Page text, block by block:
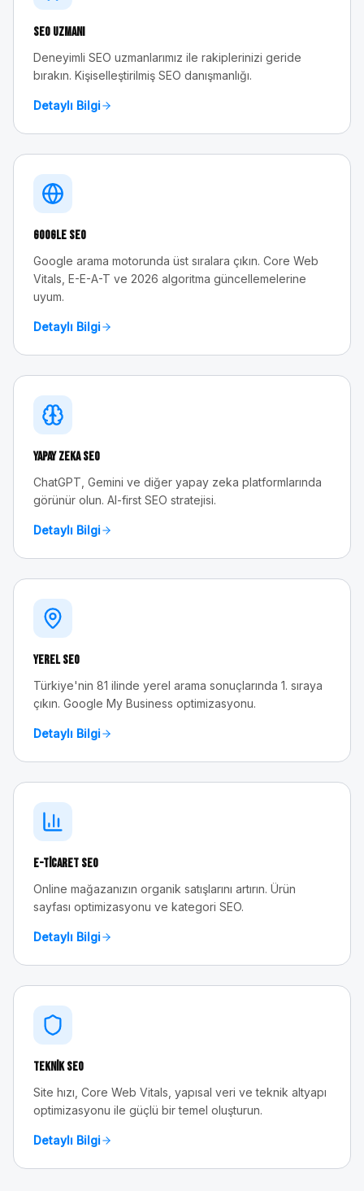
SEO Uzmanı
Deneyimli SEO uzmanlarımız ile rakiplerinizi geride
bırakın. Kişiselleştirilmiş SEO danışmanlığı.
Detaylı Bilgi
Google SEO
Google arama motorunda üst sıralara çıkın. Core Web
Vitals, E-E-A-T ve 2026 algoritma güncellemelerine
uyum.
Detaylı Bilgi
Yapay Zeka SEO
ChatGPT, Gemini ve diğer yapay zeka platformlarında
görünür olun. AI-first SEO stratejisi.
Detaylı Bilgi
Yerel SEO
Türkiye'nin 81 ilinde yerel arama sonuçlarında 1. sıraya
çıkın. Google My Business optimizasyonu.
Detaylı Bilgi
E-Ticaret SEO
Online mağazanızın organik satışlarını artırın. Ürün
sayfası optimizasyonu ve kategori SEO.
Detaylı Bilgi
Teknik SEO
Site hızı, Core Web Vitals, yapısal veri ve teknik altyapı
optimizasyonu ile güçlü bir temel oluşturun.
Detaylı Bilgi